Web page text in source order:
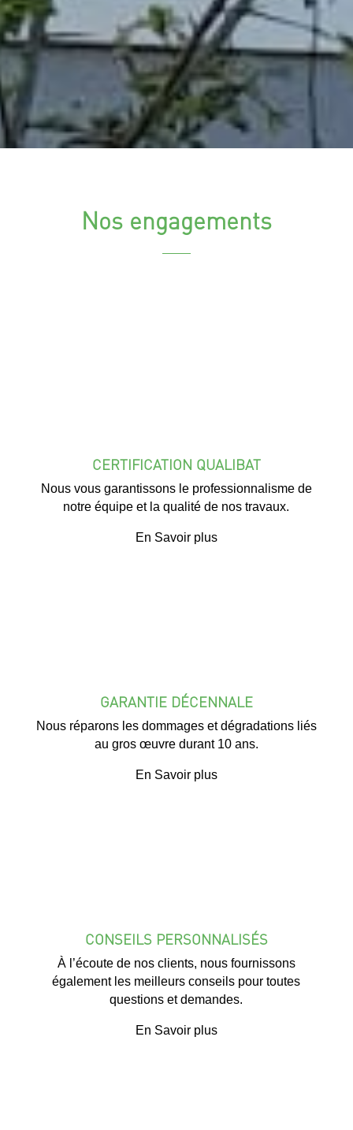
Nos engagements
CERTIFICATION QUALIBAT
Nous vous garantissons le professionnalisme de
notre équipe et la qualité de nos travaux.
En Savoir plus
GARANTIE DÉCENNALE
Nous réparons les dommages et dégradations liés
au gros œuvre durant 10 ans.
En Savoir plus
CONSEILS PERSONNALISÉS
À l’écoute de nos clients, nous fournissons
également les meilleurs conseils pour toutes
questions et demandes.
En Savoir plus